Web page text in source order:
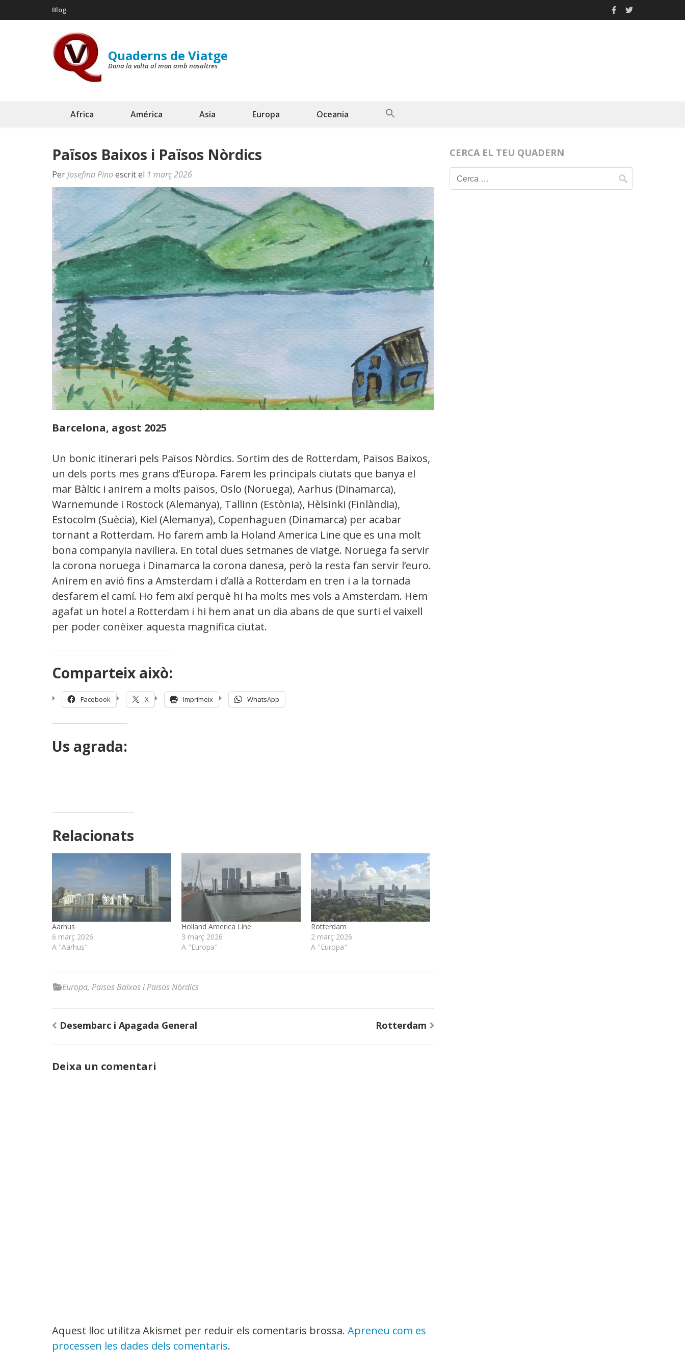
to
Blog
Quaderns de Viatge
Dona la volta al mon amb nosaltres
Africa América Asia Europa Oceania
Països Baixos i Països Nòrdics
Per Josefina Pino escrit el 1 març 2026
Barcelona, agost 2025
Un bonic itinerari pels Països Nòrdics. Sortim des de Rotterdam, Països Baixos,
un dels ports mes grans d’Europa. Farem les principals ciutats que banya el
mar Bàltic i anirem a molts països, Oslo (Noruega), Aarhus (Dinamarca),
Warnemunde i Rostock (Alemanya), Tallinn (Estònia), Hèlsinki (Finlàndia),
Estocolm (Suècia), Kiel (Alemanya), Copenhaguen (Dinamarca) per acabar
tornant a Rotterdam. Ho farem amb la Holand America Line que es una molt
bona companyia naviliera. En total dues setmanes de viatge. Noruega fa servir
la corona noruega i Dinamarca la corona danesa, però la resta fan servir l’euro.
Anirem en avió fins a Amsterdam i d’allà a Rotterdam en tren i a la tornada
desfarem el camí. Ho fem així perquè hi ha molts mes vols a Amsterdam. Hem
agafat un hotel a Rotterdam i hi hem anat un dia abans de que surti el vaixell
per poder conèixer aquesta magnifica ciutat.
Comparteix això:
Facebook X Imprimeix WhatsApp
Us agrada:
Relacionats
Aarhus
6 març 2026
A "Aarhus"
Holland America Line
3 març 2026
A "Europa"
Rotterdam
2 març 2026
A "Europa"
Europa, Països Baixos i Països Nòrdics
Navegació
Desembarc i Apagada General Rotterdam
Deixa un comentari
Aquest lloc utilitza Akismet per reduir els comentaris brossa. Apreneu com es
processen les dades dels comentaris.
CERCA EL TEU QUADERN
Cerca: